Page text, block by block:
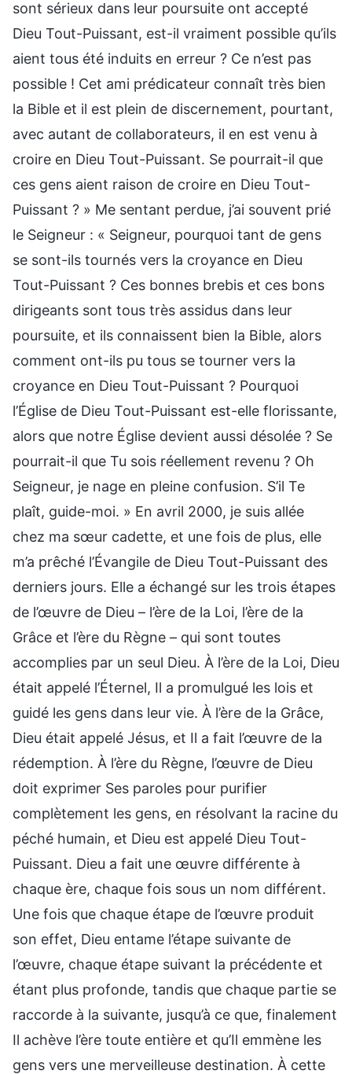
sont sérieux dans leur poursuite ont accepté
Dieu Tout-Puissant, est-il vraiment possible qu’ils
aient tous été induits en erreur ? Ce n’est pas
possible ! Cet ami prédicateur connaît très bien
la Bible et il est plein de discernement, pourtant,
avec autant de collaborateurs, il en est venu à
croire en Dieu Tout-Puissant. Se pourrait-il que
ces gens aient raison de croire en Dieu Tout-
Puissant ? » Me sentant perdue, j’ai souvent prié
le Seigneur : « Seigneur, pourquoi tant de gens
se sont-ils tournés vers la croyance en Dieu
Tout-Puissant ? Ces bonnes brebis et ces bons
dirigeants sont tous très assidus dans leur
poursuite, et ils connaissent bien la Bible, alors
comment ont-ils pu tous se tourner vers la
croyance en Dieu Tout-Puissant ? Pourquoi
l’Église de Dieu Tout-Puissant est-elle florissante,
alors que notre Église devient aussi désolée ? Se
pourrait-il que Tu sois réellement revenu ? Oh
Seigneur, je nage en pleine confusion. S’il Te
plaît, guide-moi. » En avril 2000, je suis allée
chez ma sœur cadette, et une fois de plus, elle
m’a prêché l’Évangile de Dieu Tout-Puissant des
derniers jours. Elle a échangé sur les trois étapes
de l’œuvre de Dieu – l’ère de la Loi, l’ère de la
Grâce et l’ère du Règne – qui sont toutes
accomplies par un seul Dieu. À l’ère de la Loi, Dieu
était appelé l’Éternel, Il a promulgué les lois et
guidé les gens dans leur vie. À l’ère de la Grâce,
Dieu était appelé Jésus, et Il a fait l’œuvre de la
rédemption. À l’ère du Règne, l’œuvre de Dieu
doit exprimer Ses paroles pour purifier
complètement les gens, en résolvant la racine du
péché humain, et Dieu est appelé Dieu Tout-
Puissant. Dieu a fait une œuvre différente à
chaque ère, chaque fois sous un nom différent.
Une fois que chaque étape de l’œuvre produit
son effet, Dieu entame l’étape suivante de
l’œuvre, chaque étape suivant la précédente et
étant plus profonde, tandis que chaque partie se
raccorde à la suivante, jusqu’à ce que, finalement
Il achève l’ère toute entière et qu’Il emmène les
gens vers une merveilleuse destination. À cette